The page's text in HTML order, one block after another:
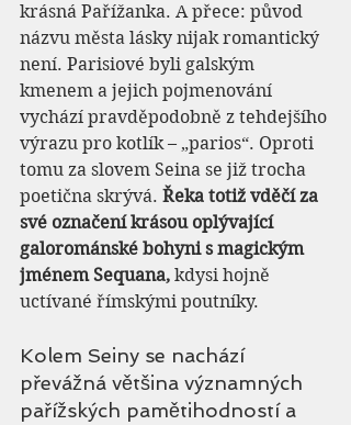
krásná Pařížanka. A přece: původ
názvu města lásky nijak romantický
není. Parisiové byli galským
kmenem a jejich pojmenování
vychází pravděpodobně z tehdejšího
výrazu pro kotlík – „parios“. Oproti
tomu za slovem Seina se již trocha
poetična skrývá. Řeka totiž vděčí za
své označení krásou oplývající
galorománské bohyni s magickým
jménem Sequana, kdysi hojně
uctívané římskými poutníky.
Kolem Seiny se nachází
převážná většina významných
pařížských pamětihodností a